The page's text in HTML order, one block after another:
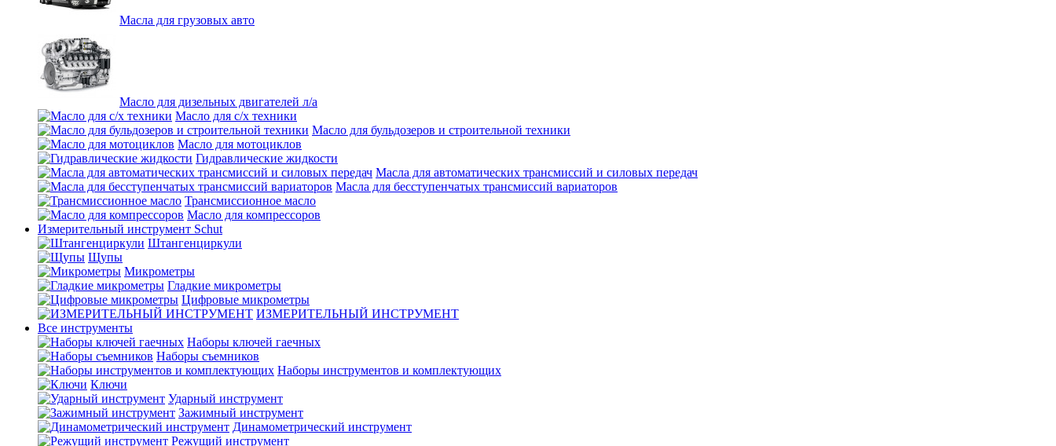
Масла для грузовых авто
Масло для дизельных двигателей л/а
Масло для с/х техники
Масло для бульдозеров и строительной техники
Масло для мотоциклов
Гидравлические жидкости
Масла для автоматических трансмиссий и силовых передач
Масла для бесступенчатых трансмиссий вариаторов
Трансмиссионное масло
Масло для компрессоров
Измерительный инструмент Schut
Штангенциркули
Щупы
Микрометры
Гладкие микрометры
Цифровые микрометры
ИЗМЕРИТЕЛЬНЫЙ ИНСТРУМЕНТ
Все инструменты
Наборы ключей гаечных
Наборы съемников
Наборы инструментов и комплектующих
Ключи
Ударный инструмент
Зажимный инструмент
Динамометрический инструмент
Режущий инструмент